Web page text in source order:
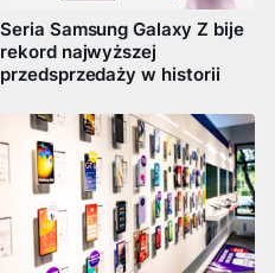
Seria Samsung Galaxy Z bije
rekord najwyższej
przedsprzedaży w historii